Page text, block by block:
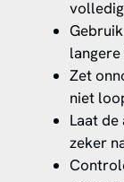
Zet
niet
Laat
zeker